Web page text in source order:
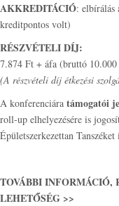
AKKREDITÁCIÓ: elbírálás
kreditpontos volt)
RÉSZVÉTELI DÍJ:
7.874 Ft + áfa (bruttó
(A részvételi díj étkezési
A konferenciára támogatói
roll-up elhelyezésére is
Épületszerkezettan
TOVÁBBI INFORMÁCIÓ,
LEHETŐSÉG >>